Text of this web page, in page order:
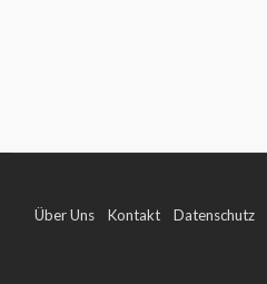
Über Uns Kontakt Datenschutz